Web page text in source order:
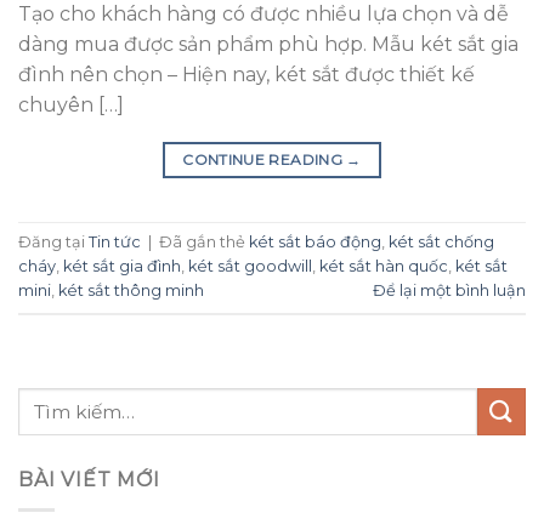
Tạo cho khách hàng có được nhiều lựa chọn và dễ
dàng mua được sản phẩm phù hợp. Mẫu két sắt gia
đình nên chọn – Hiện nay, két sắt được thiết kế
chuyên […]
CONTINUE READING →
Đăng tại Tin tức Đã gắn thẻ két sắt báo động, két sắt chống
cháy, két sắt gia đình, két sắt goodwill , két sắt hàn quốc, két sắt
mini, két sắt thông minh Để lại một bình luận
BÀI VIẾT MỚI